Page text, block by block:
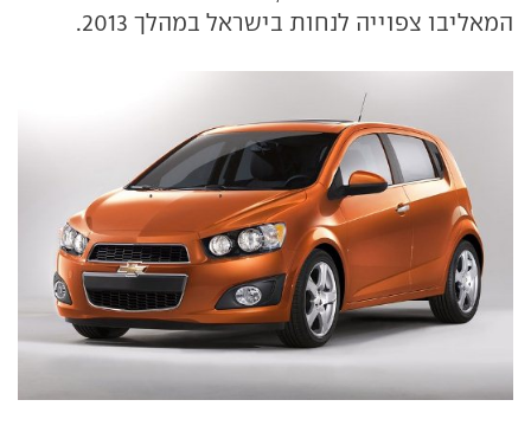
המאליבו צפוייה לנחות בישראל במהלך 2013.